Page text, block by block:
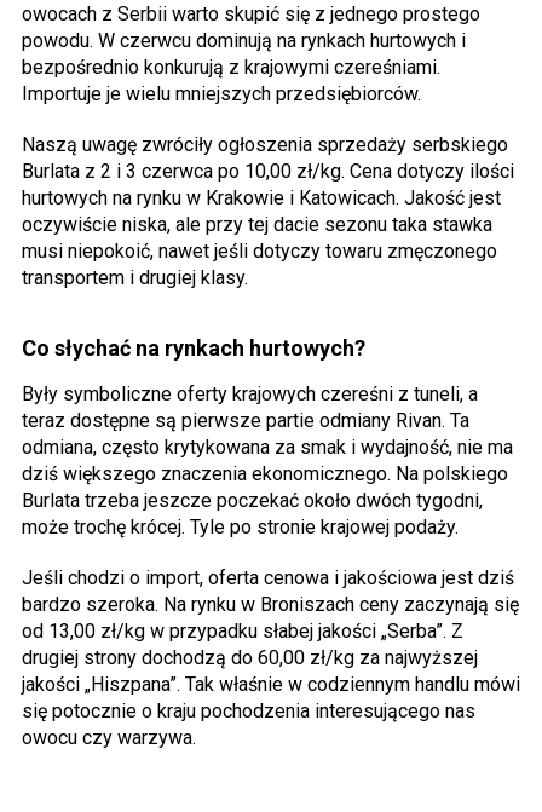
owocach z Serbii warto skupić się z jednego prostego
powodu. W czerwcu dominują na rynkach hurtowych i
bezpośrednio konkurują z krajowymi czereśniami.
Importuje je wielu mniejszych przedsiębiorców.
Naszą uwagę zwróciły ogłoszenia sprzedaży serbskiego
Burlata z 2 i 3 czerwca po 10,00 zł/kg. Cena dotyczy ilości
hurtowych na rynku w Krakowie i Katowicach. Jakość jest
oczywiście niska, ale przy tej dacie sezonu taka stawka
musi niepokoić, nawet jeśli dotyczy towaru zmęczonego
transportem i drugiej klasy.
Co słychać na rynkach hurtowych?
Były symboliczne oferty krajowych czereśni z tuneli, a
teraz dostępne są pierwsze partie odmiany Rivan. Ta
odmiana, często krytykowana za smak i wydajność, nie ma
dziś większego znaczenia ekonomicznego. Na polskiego
Burlata trzeba jeszcze poczekać około dwóch tygodni,
może trochę krócej. Tyle po stronie krajowej podaży.
Jeśli chodzi o import, oferta cenowa i jakościowa jest dziś
bardzo szeroka. Na rynku w Broniszach ceny zaczynają się
od 13,00 zł/kg w przypadku słabej jakości „Serba”. Z
drugiej strony dochodzą do 60,00 zł/kg za najwyższej
jakości „Hiszpana”. Tak właśnie w codziennym handlu mówi
się potocznie o kraju pochodzenia interesującego nas
owocu czy warzywa.